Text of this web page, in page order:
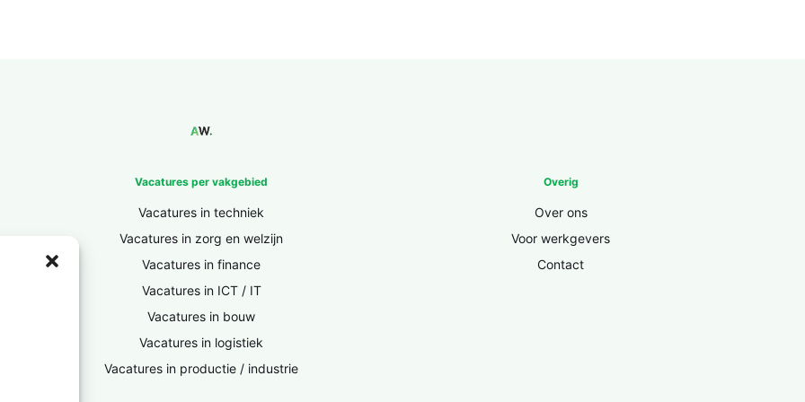
Vacatures per vakgebied
Vacatures in techniek
Vacatures in zorg en welzijn
Vacatures in finance
Vacatures in ICT / IT
Vacatures in bouw
Vacatures in logistiek
Vacatures in productie / industrie
Overig
Over ons
Voor werkgevers
Contact